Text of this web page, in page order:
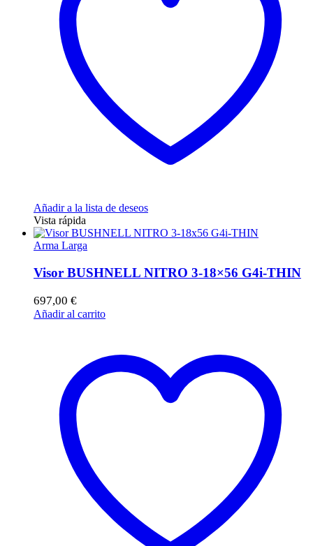
Añadir a la lista de deseos
Vista rápida
Arma Larga
Visor BUSHNELL NITRO 3-18×56 G4i-THIN
697,00 €
Añadir al carrito